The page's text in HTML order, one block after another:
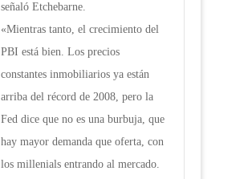
señaló Etchebarne.
«Mientras tanto, el crecimiento del
PBI está bien. Los precios
constantes inmobiliarios ya están
arriba del récord de 2008, pero la
Fed dice que no es una burbuja, que
hay mayor demanda que oferta, con
los millenials entrando al mercado.